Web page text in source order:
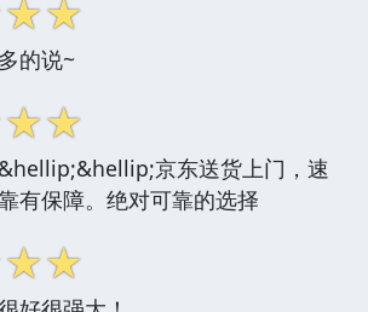
☆☆
的说~
☆☆
京东送货上门，速
有保障。绝对可靠的选择
☆☆